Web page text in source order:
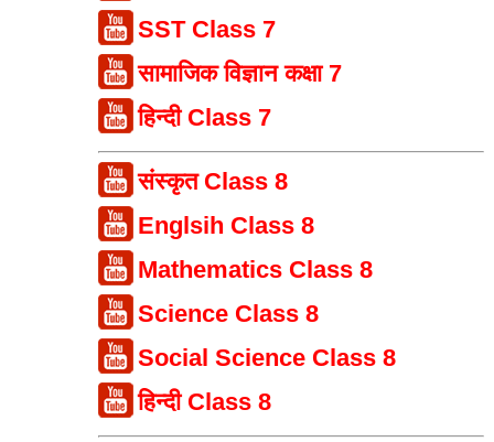
SST Class 7
सामाजिक विज्ञान कक्षा 7
हिन्दी Class 7
संस्कृत Class 8
Englsih Class 8
Mathematics Class 8
Science Class 8
Social Science Class 8
हिन्दी Class 8